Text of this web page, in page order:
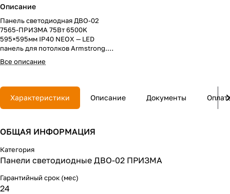
Описание
Панель светодиодная ДВО-02
7565-ПРИЗМА 75Вт 6500K
595×595мм IP40 NEOX — LED
панель для потолков Armstrong.
Мощность 75 Вт и световой поток
около 7500 лм подходят для
коммерческих помещений,
холодный свет 6500K
применяется для рабочих и
Все описание
Характеристики Описание Документы
ОБЩАЯ ИНФОРМАЦИЯ
Категория
Панели светодиодные ДВО-02 ПРИЗМА
Гарантийный срок (мес)
24